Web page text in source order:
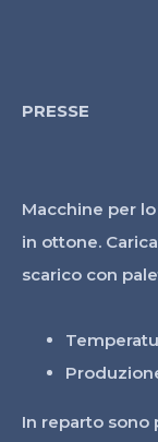
PRESSE
Macchine per
in ottone.
scarico con
In reparto sono